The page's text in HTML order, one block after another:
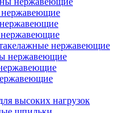
нержавеющие
нержавеющие
нержавеющие
высоких нагрузок